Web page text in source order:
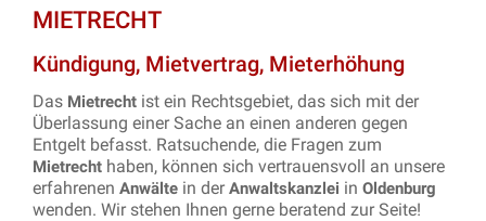
MIETRECHT
Kündigung, Mietvertrag, Mieterhöhung
Das Mietrecht ist ein Rechtsgebiet, das sich mit der
Überlassung einer Sache an einen anderen gegen
Entgelt befasst. Ratsuchende, die Fragen zum
Mietrecht haben, können sich vertrauensvoll an unsere
erfahrenen Anwälte in derAnwaltskanzlei in Oldenburg
wenden. Wir stehen Ihnen gerne beratend zur Seite!